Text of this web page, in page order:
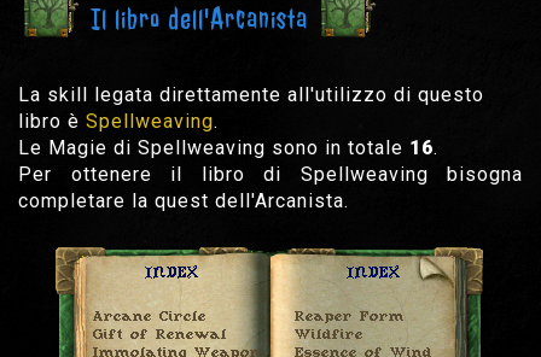
Il libro dell'Arcanista
La skill legata direttamente all'utilizzo di questo
libro è Spellweaving.
Le Magie di Spellweaving sono in totale 16.
Per ottenere il libro di Spellweaving bisogna
completare la quest dell'Arcanista.